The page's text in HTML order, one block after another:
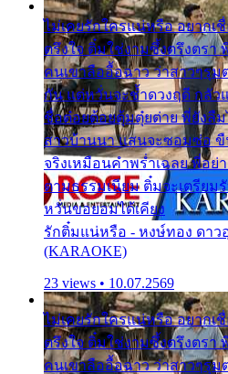
ไม่เคยรักใครแน่หรือ อยาก
ตรึงใจ ติ๋มใช่งามซึ้งตรึงตร
คนเขาลืออื้อฉาว ว่าสาวๆรุ
กัน แต่หวั่นจะช้ำดวงฤดี กลั
ชื่อต๋อยต้อยตุ้มตุ๋ยต่าย พี่ยังลืม
สาวบ้านนา แสนจะซอมซ่อ
จริงเหมือนคำพร่ำเฉลย พี่อ
ตามธรรมเนียม ติ๋มจะเตรียม
หวั่นขอยอมได้เคียง
รักติ๋มแน่หรือ - หงษ์ทอง ดาว
(KARAOKE)
23 views • 10.07.2569
ไม่เคยรักใครแน่หรือ อยาก
ตรึงใจ ติ๋มใช่งามซึ้งตรึงตร
คนเขาลืออื้อฉาว ว่าสาวๆรุ